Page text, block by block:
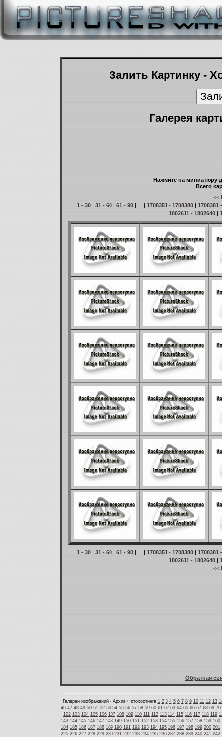
Залить Картинку -
Галерея
Нажмите на миниатюру
Всего
<<
1 - 30 | 31 - 60 | 61 - 90 | ... | 1708351 - 1708380 | 1708381
1802611 - 1802640|
1 - 30 | 31 - 60 | 61 - 90 | ... | 1708351 - 1708380 | 1708381
1802611 - 1802640|
<<
Обратная
Галереи изображений - Архив Фотохостинга 1 2 3 4 5 6 7 8 9 10 11 12 13
46 47 48 49 50 51 52 53 54 55 56 57 58 59 60 61 62 63 64 65 66 67 68 69 70
102 103 104 105 106 107 108 109 110 111 112 113 114 115 116 117 118 119
143 144 145 146 147 148 149 150 151 152 153 154 155 156 157 158 159 160
184 185 186 187 188 189 190 191 192 193 194 195 196 197 198 199 200 201
225 226 227 228 229 230 231 232 233 234 235 236 237 238 239 240 241 242